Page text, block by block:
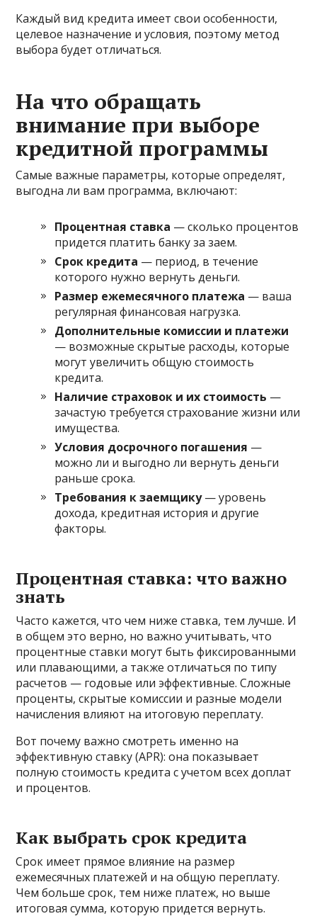
Каждый вид кредита имеет свои особенности,
целевое назначение и условия, поэтому метод
выбора будет отличаться.
На что обращать
внимание при выборе
кредитной программы
Самые важные параметры, которые определят,
выгодна ли вам программа, включают:
Процентная ставка — сколько процентов
придется платить банку за заем.
Срок кредита — период, в течение
которого нужно вернуть деньги.
Размер ежемесячного платежа — ваша
регулярная финансовая нагрузка.
Дополнительные комиссии и платежи
— возможные скрытые расходы, которые
могут увеличить общую стоимость
кредита.
Наличие страховок и их стоимость —
зачастую требуется страхование жизни или
имущества.
Условия досрочного погашения —
можно ли и выгодно ли вернуть деньги
раньше срока.
Требования к заемщику— уровень
дохода, кредитная история и другие
факторы.
Процентная ставка: что важно
знать
Часто кажется, что чем ниже ставка, тем лучше. И
в общем это верно, но важно учитывать, что
процентные ставки могут быть фиксированными
или плавающими, а также отличаться по типу
расчетов — годовые или эффективные. Сложные
проценты, скрытые комиссии и разные модели
начисления влияют на итоговую переплату.
Вот почему важно смотреть именно на
эффективную ставку (APR): она показывает
полную стоимость кредита с учетом всех доплат
и процентов.
Как выбрать срок кредита
Срок имеет прямое влияние на размер
ежемесячных платежей и на общую переплату.
Чем больше срок, тем ниже платеж, но выше
итоговая сумма, которую придется вернуть.